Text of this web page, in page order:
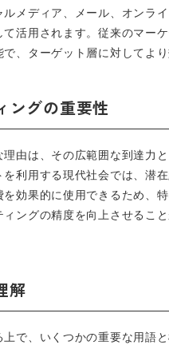
メディア、メール、オンラ
活用されます。従来のマー
、ターゲット層に対してよ
ングの重要性
由は、その広範囲な到達力
利用する現代社会では、潜
効果的に使用できるため、
ングの精度を向上させるこ
解
で、いくつかの重要な用語